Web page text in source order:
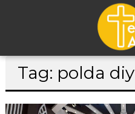
Lompat
Tag: polda diy